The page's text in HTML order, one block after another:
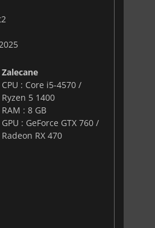
Zalecane
CPU : Core i5-4570 /
Ryzen 5 1400
RAM : 8 GB
GPU : GeForce GTX 760 /
Radeon RX 470